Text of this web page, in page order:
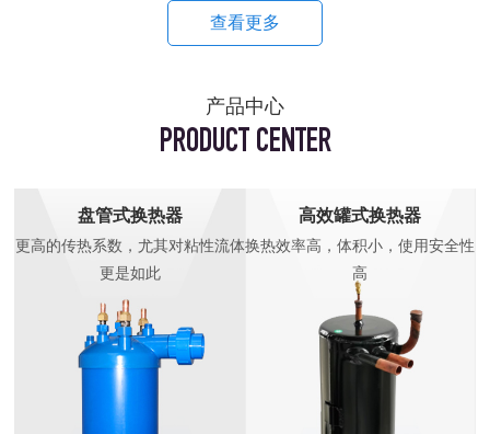
查看更多
产品中心
PRODUCT CENTER
盘管式换热器
更高的传热系数，尤其对粘性流体
更是如此
高效罐式换热器
换热效率高，体积小，使用安全性
高